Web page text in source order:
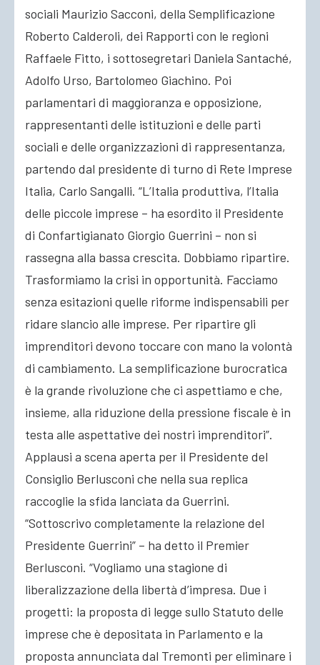
sociali Maurizio Sacconi, della Semplificazione
Roberto Calderoli, dei Rapporti con le regioni
Raffaele Fitto, i sottosegretari Daniela Santaché,
Adolfo Urso, Bartolomeo Giachino. Poi
parlamentari di maggioranza e opposizione,
rappresentanti delle istituzioni e delle parti
sociali e delle organizzazioni di rappresentanza,
partendo dal presidente di turno di Rete Imprese
Italia, Carlo Sangalli. “L’Italia produttiva, l’Italia
delle piccole imprese – ha esordito il Presidente
di Confartigianato Giorgio Guerrini – non si
rassegna alla bassa crescita. Dobbiamo ripartire.
Trasformiamo la crisi in opportunità. Facciamo
senza esitazioni quelle riforme indispensabili per
ridare slancio alle imprese. Per ripartire gli
imprenditori devono toccare con mano la volontà
di cambiamento. La semplificazione burocratica
è la grande rivoluzione che ci aspettiamo e che,
insieme, alla riduzione della pressione fiscale è in
testa alle aspettative dei nostri imprenditori”.
Applausi a scena aperta per il Presidente del
Consiglio Berlusconi che nella sua replica
raccoglie la sfida lanciata da Guerrini.
“Sottoscrivo completamente la relazione del
Presidente Guerrini” – ha detto il Premier
Berlusconi. “Vogliamo una stagione di
liberalizzazione della libertà d’impresa. Due i
progetti: la proposta di legge sullo Statuto delle
imprese che è depositata in Parlamento e la
proposta annunciata dal Tremonti per eliminare i